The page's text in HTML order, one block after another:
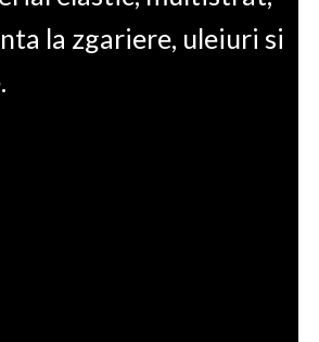
la zgariere, uleiuri si